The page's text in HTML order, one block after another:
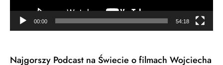
00:00 54:18
Najgorszy Podcast na Świecie o filmach Wojciecha